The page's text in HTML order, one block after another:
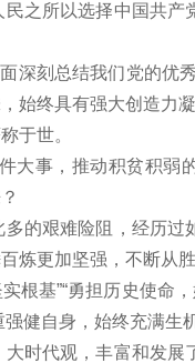
之所以选择中国共产
深刻总结我们党的优
始终具有强大创造力凝
于世。
大事，推动积贫积弱
的艰难险阻，经历过
炼更加坚强，不断从
根基”“勇担历史使命
健自身，始终充满生机
时代观，丰富和发展